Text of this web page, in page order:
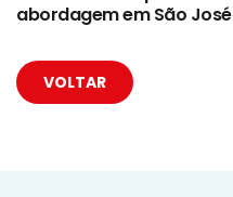
abordagem em São
VOLTAR